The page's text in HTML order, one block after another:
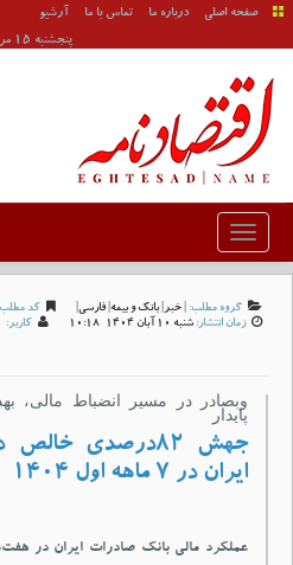
صفحه اصلی درباره ما تماس با ما
آرشیو
پنجشنبه 15 مرداد 1405 شمسی /8/6/2026 9:58:42 AM
گروه مطلب: | خبر| بانک و بیمه| فارسی| کد مطلب:
زمان انتشار: شنبه 10 آبان 1404-10:18 کاربر:
وبصادر در مسیر انضباط مالی،
پایدار
جهش ۸۲درصدی
ایران در ۷ ماهه اول ۱۴۰۴